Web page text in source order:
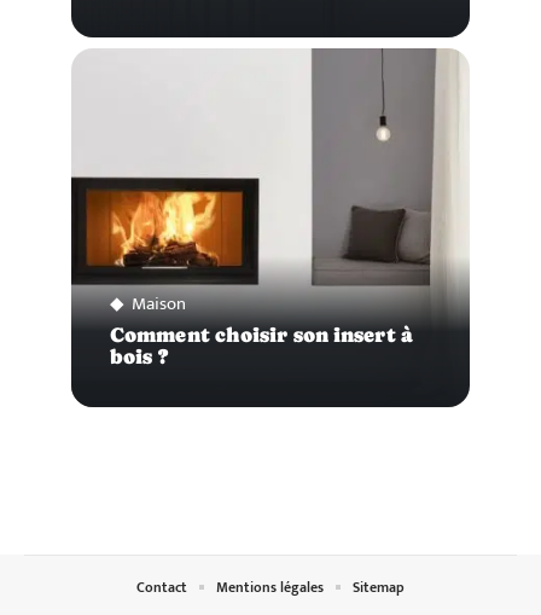
Maison
Comment choisir son insert à
bois ?
Contact Mentions légales Sitemap